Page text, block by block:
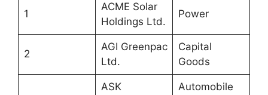
1
ACME Solar
Holdings Ltd.
Power
2
AGI Greenpac
Ltd.
Capital
Goods
ASK
Automobile